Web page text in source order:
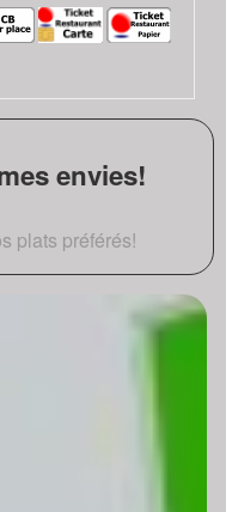
envies!
plats préférés!